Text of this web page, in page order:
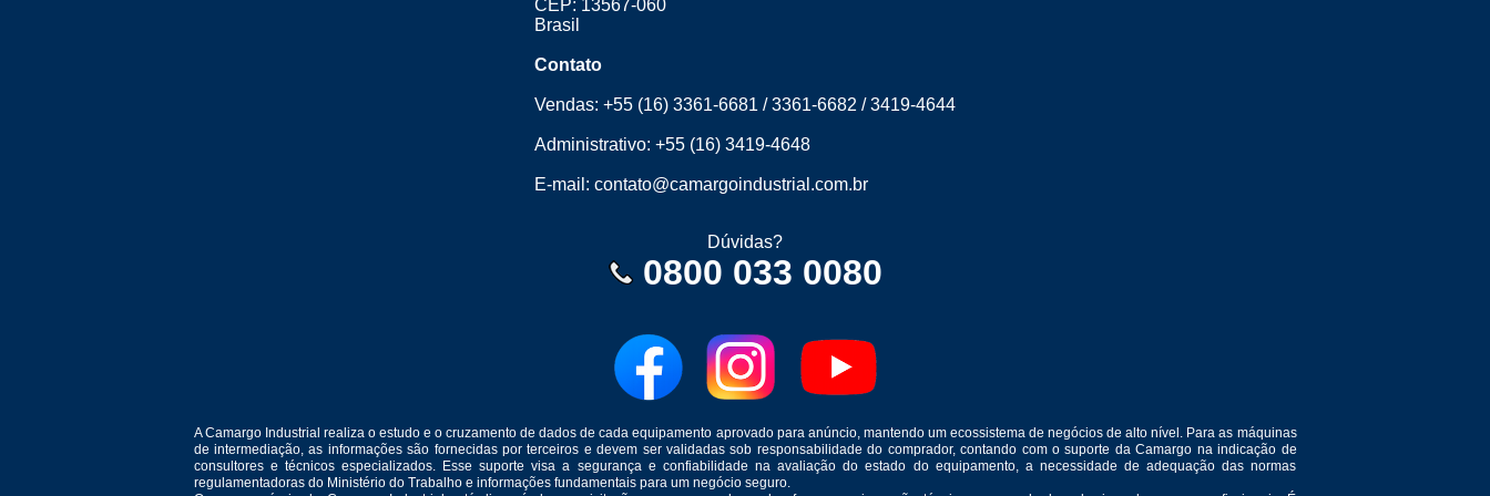
CEP: 13567-060
Brasil
Contato
Vendas: +55 (16) 3361-6681 /3361-6682 /3419-4644
Administrativo: +55 (16) 3419-4648
E-mail: contato@camargoindustrial.com.br
Dúvidas?
0800 033 0080
A Camargo Industrial realiza o estudo e o cruzamento de dados de cada equipamento aprovado para anúncio, mantendo um ecossistema de negócios de alto nível. Para as máquinas
de intermediação, as informações são fornecidas por terceiros e devem ser validadas sob responsabilidade do comprador, contando com o suporte da Camargo na indicação de
consultores e técnicos especializados. Esse suporte visa a segurança e confiabilidade na avaliação do estado do equipamento, a necessidade de adequação das normas
regulamentadoras do Ministério do Trabalho e informações fundamentais para um negócio seguro.